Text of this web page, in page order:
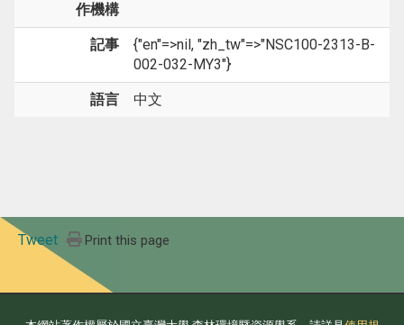
作機構
記事
{"en"=>nil, "zh_tw"=>"NSC100-2313-B-
002-032-MY3"}
語言 中文
Tweet Print this page